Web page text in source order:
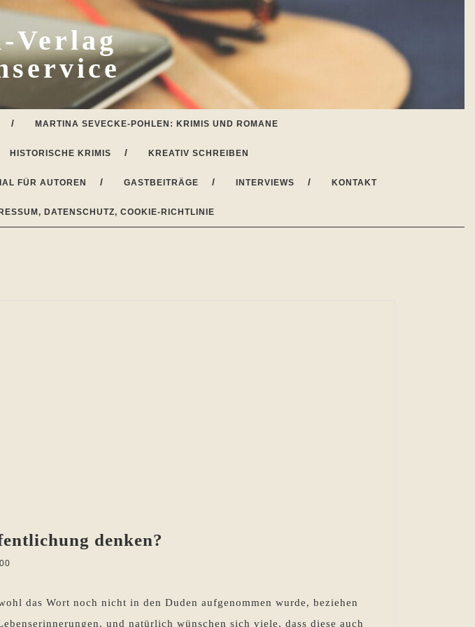
Verlag
MARTINA SEVECKE-POHLEN: KRIMIS UND ROMANE
HISTORISCHE KRIMIS KREATIV SCHREIBEN
FÜR AUTOREN GASTBEITRÄGE INTERVIEWS KONTAKT
DATENSCHUTZ, COOKIE-RICHTLINIE
denken?
Wann
kann
das Wort noch nicht in den Duden aufgenommen wurde, beziehen
und natürlich wünschen sich viele, dass diese auch